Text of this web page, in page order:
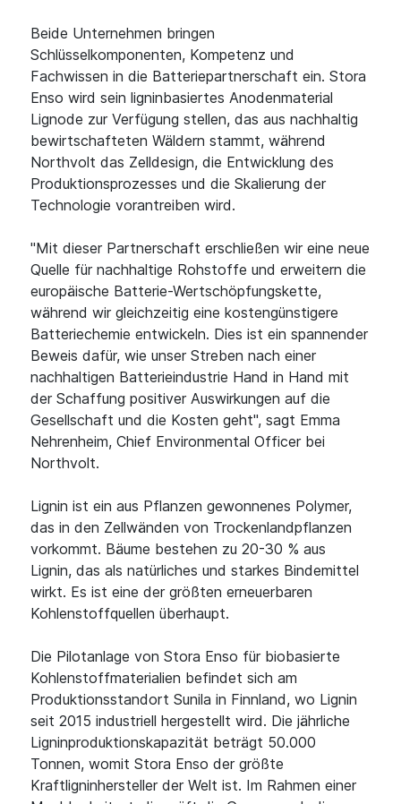
Beide Unternehmen bringen
Schlüsselkomponenten, Kompetenz und
Fachwissen in die Batteriepartnerschaft ein. Stora
Enso wird sein ligninbasiertes Anodenmaterial
Lignode zur Verfügung stellen, das aus nachhaltig
bewirtschafteten Wäldern stammt, während
Northvolt das Zelldesign, die Entwicklung des
Produktionsprozesses und die Skalierung der
Technologie vorantreiben wird.
"Mit dieser Partnerschaft erschließen wir eine neue
Quelle für nachhaltige Rohstoffe und erweitern die
europäische Batterie-Wertschöpfungskette,
während wir gleichzeitig eine kostengünstigere
Batteriechemie entwickeln. Dies ist ein spannender
Beweis dafür, wie unser Streben nach einer
nachhaltigen Batterieindustrie Hand in Hand mit
der Schaffung positiver Auswirkungen auf die
Gesellschaft und die Kosten geht", sagt Emma
Nehrenheim, Chief Environmental Officer bei
Northvolt.
Lignin ist ein aus Pflanzen gewonnenes Polymer,
das in den Zellwänden von Trockenlandpflanzen
vorkommt. Bäume bestehen zu 20-30 % aus
Lignin, das als natürliches und starkes Bindemittel
wirkt. Es ist eine der größten erneuerbaren
Kohlenstoffquellen überhaupt.
Die Pilotanlage von Stora Enso für biobasierte
Kohlenstoffmaterialien befindet sich am
Produktionsstandort Sunila in Finnland, wo Lignin
seit 2015 industriell hergestellt wird. Die jährliche
Ligninproduktionskapazität beträgt 50.000
Tonnen, womit Stora Enso der größte
Kraftligninhersteller der Welt ist. Im Rahmen einer